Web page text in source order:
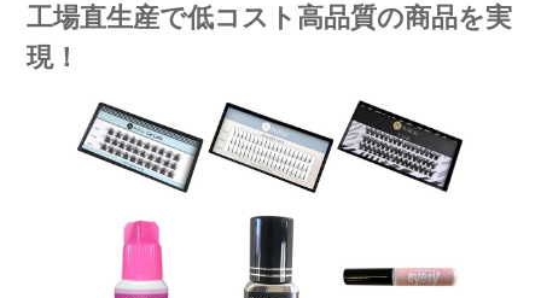
工場直生産で低コスト高品質の商品を実
現！